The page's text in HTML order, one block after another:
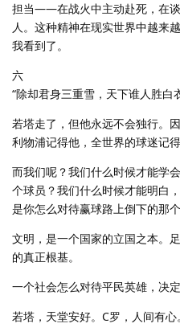
担当——在战火中主动赴死，在
人。这种精神在现实世界中越来
我看到了。
六
“除却君身三重雪，天下谁人胜白
若塔走了，但他永远不会独行。
利物浦记得他，全世界的球迷记得
而我们呢？我们什么时候才能学
个球员？我们什么时候才能明白
是你怎么对待赢球路上倒下的那
文明，是一个国家的立国之本。
的真正根基。
一个社会怎么对待平民英雄，决
若塔，天堂安好。C罗，人间有心。